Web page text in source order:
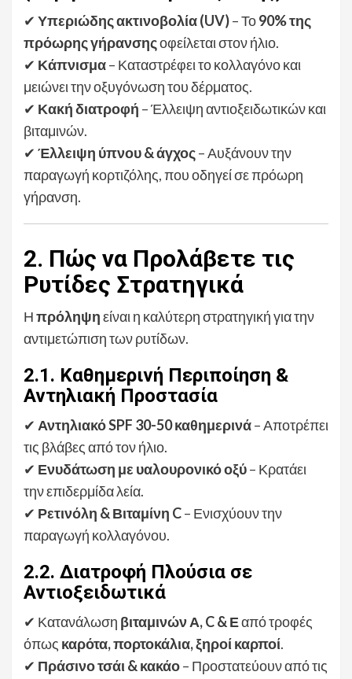
✔ Υπεριώδης ακτινοβολία (UV)– Το90% της
πρόωρης γήρανσηςοφείλεται στον ήλιο.
✔ Κάπνισμα– Καταστρέφει το κολλαγόνο και
μειώνει την οξυγόνωση του δέρματος.
✔ Κακή διατροφή – Έλλειψη αντιοξειδωτικών και
βιταμινών.
✔ Έλλειψη ύπνου & άγχος– Αυξάνουν την
παραγωγή κορτιζόλης, που οδηγεί σε πρόωρη
γήρανση.
2. Πώς να Προλάβετε τις
Ρυτίδες Στρατηγικά
Ηπρόληψηείναι η καλύτερη στρατηγική για την
αντιμετώπιση των ρυτίδων.
2.1. Καθημερινή Περιποίηση &
Αντηλιακή Προστασία
✔ Αντηλιακό SPF 30-50 καθημερινά– Αποτρέπει
τις βλάβες από τον ήλιο.
✔ Ενυδάτωση με υαλουρονικό οξύ– Κρατάει
την επιδερμίδα λεία.
✔ Ρετινόλη & Βιταμίνη C– Ενισχύουν την
παραγωγή κολλαγόνου.
2.2. Διατροφή Πλούσια σε
Αντιοξειδωτικά
✔ Κατανάλωση βιταμινών Α, C & Εαπό τροφές
όπως καρότα, πορτοκάλια, ξηροί καρποί.
✔ Πράσινο τσάι & κακάο– Προστατεύουν από τις